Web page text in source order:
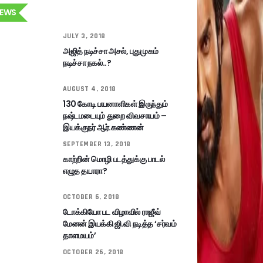
JULY 3, 2018
அஜித் நடிச்சா அசல், புதுமுகம்
நடிச்சா நகல்..?
AUGUST 4, 2018
130 கோடி பயனாளிகள் இருந்தும்
நஷ்டமடையும் துறை விவசாயம் –
இயக்குநர் ஆர்.கண்ணன்
SEPTEMBER 13, 2018
காற்றின் மொழி படத்துக்கு பாடல்
எழுத தயாரா?
OCTOBER 6, 2018
டோக்கியோ பட விழாவில் ராஜீவ்
மேனன் இயக்கி ஜி.வி நடித்த ‘சர்வம்
தாளமயம்’
OCTOBER 26, 2018